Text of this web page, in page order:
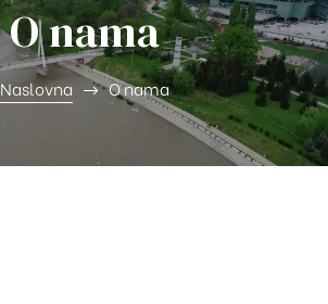
O nama
Naslovna O nama